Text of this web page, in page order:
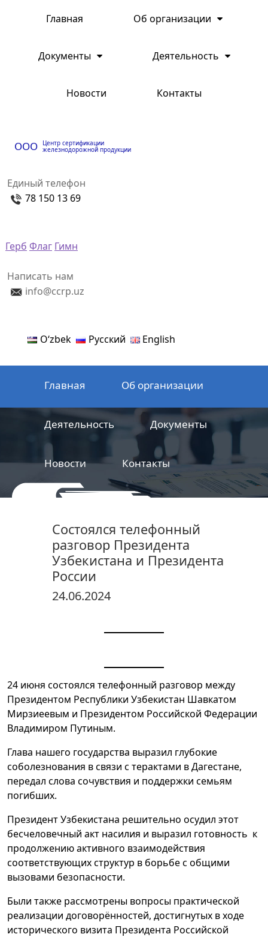
Главная Об организации
Документы Деятельность
Новости Контакты
ООО Центр сертификации
железнодорожной продукции
Единый телефон
78 150 13 69
Герб Флаг Гимн
Написать нам
info@ccrp.uz
Oʻzbek Русский English
Главная Об организации
Деятельность Документы
Новости Контакты
железнодорожной продукции
Состоялся телефонный
разговор Президента
Узбекистана и Президента
России
24.06.2024
24 июня состоялся телефонный разговор между
Президентом Республики Узбекистан Шавкатом
Мирзиеевым и Президентом Российской Федерации
Владимиром Путиным.
Глава нашего государства выразил глубокие
соболезнования в связи с терактами в Дагестане,
передал слова сочувствия и поддержки семьям
погибших.
Президент Узбекистана решительно осудил этот
бесчеловечный акт насилия и выразил готовность к
продолжению активного взаимодействия
соответствующих структур в борьбе с общими
вызовами безопасности.
Были также рассмотрены вопросы практической
реализации договорённостей, достигнутых в ходе
исторического визита Президента Российской